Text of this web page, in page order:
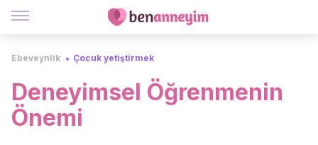
Ebeveynlik Çocuk yetiştirmek
Deneyimsel Öğrenmenin
Önemi